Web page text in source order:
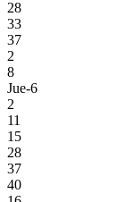
28
33
37
2
8
Jue-6
2
11
15
28
37
40